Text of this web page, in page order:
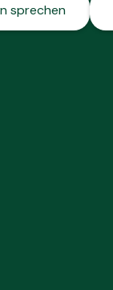
sprechen